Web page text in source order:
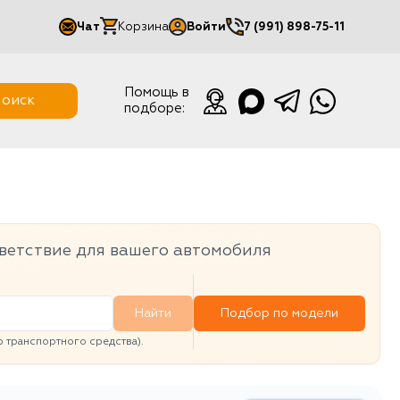
Чат Корзина Войти
Мой кабинет
7 (991) 898-75-11
Помощь в
подборе:
для вашего автомобиля
Найти
средства).
Подбор по модели